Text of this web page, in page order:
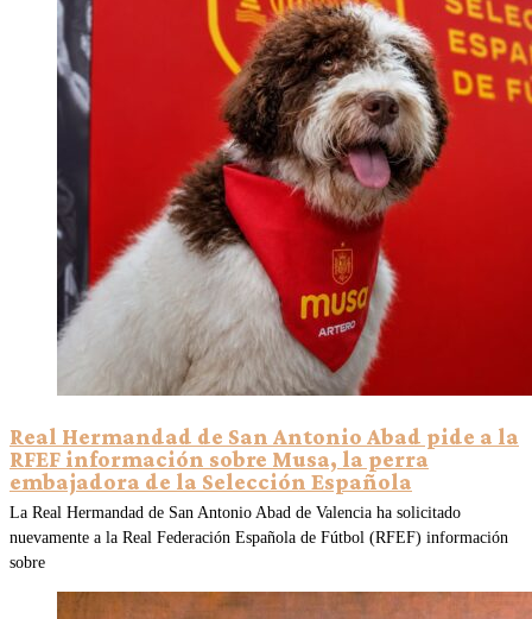
Real Hermandad de San Antonio Abad pide a la
RFEF información sobre Musa, la perra
embajadora de la Selección Española
La Real Hermandad de San Antonio Abad de Valencia ha solicitado
nuevamente a la Real Federación Española de Fútbol (RFEF) información
sobre